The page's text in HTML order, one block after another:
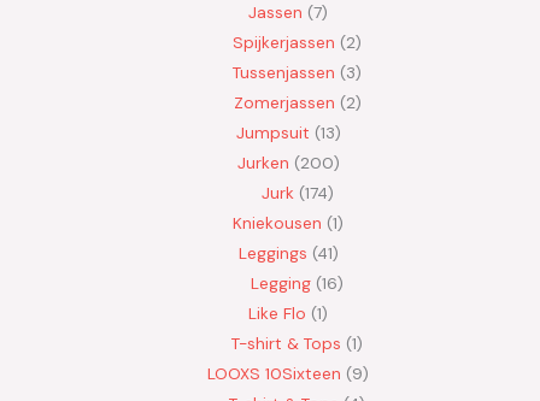
Jassen 7
Spijkerjassen
2
Tussenjassen
3
Zomerjassen 2
Jumpsuit 13
Jurken 200
Jurk 174
Kniekousen 1
Leggings 41
Legging 16
Like Flo 1
T-shirt & Tops 1
LOOXS 10Sixteen
9